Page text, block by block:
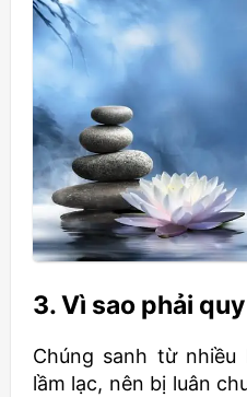
3. Vì sao phải
Chúng sanh từ
lầm lạc, nên bị luân